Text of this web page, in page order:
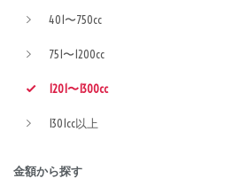
401〜750cc
751〜1200cc
1201〜1300cc
1301cc以上
金額から探す